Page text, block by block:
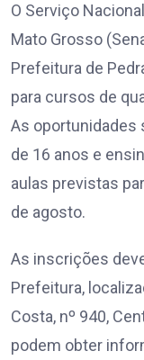
O Serviço
Mato Grosso
Prefeitura de
para cursos de
As oportunidades
de 16 anos e
aulas previstas
de agosto.
As inscrições
Prefeitura,
Costa, nº 940,
podem obter